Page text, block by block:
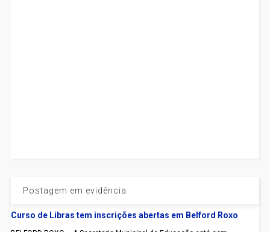
Postagem em evidência
Curso de Libras tem inscrições abertas em Belford Roxo